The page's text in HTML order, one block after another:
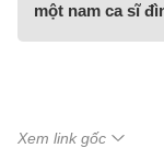
một nam ca sĩ
Xem link gốc